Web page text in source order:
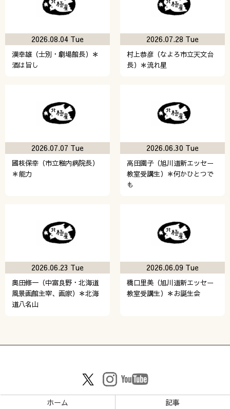
漢幸雄（士別・劇場館長）＊
酒は旨し
2026.08.04 Tue
村上恭彦（なよろ市立天文台
長）＊流れ星
2026.07.28 Tue
國枝保幸（市立稚内病院長）
＊能力
2026.07.07 Tue
高田園子（旭川道新エッセー
教室受講生）＊何かひとつで
も
2026.06.30 Tue
奥田修一（中富良野・北海道
風景画館主宰、画家）＊北海
道八名山
2026.06.23 Tue
橋口里美（旭川道新エッセー
教室受講生）＊お誕生会
2026.06.09 Tue
ホーム
記事